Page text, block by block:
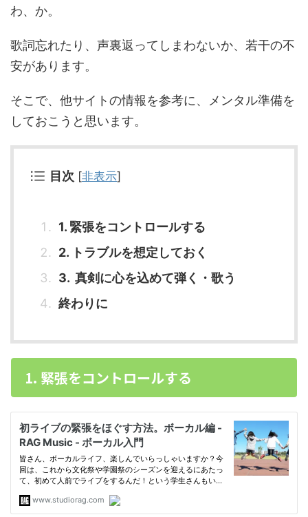
わ、か。
歌詞忘れたり、声裏返ってしまわないか、若干の不
安があります。
そこで、他サイトの情報を参考に、メンタル準備を
しておこうと思います。
目次 [非表示]
1. 緊張をコントロールする
2. トラブルを想定しておく
3. 真剣に心を込めて弾く・歌う
終わりに
1. 緊張をコントロールする